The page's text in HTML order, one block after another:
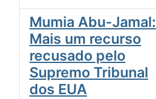
Mumia Abu-Jamal:
Mais um recurso
recusado pelo
Supremo Tribunal
dos EUA